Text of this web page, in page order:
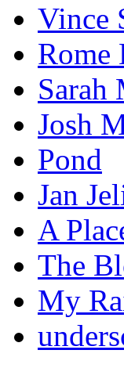
Vince
Rome
Sarah
Josh
Pond
Jan
A
The
My